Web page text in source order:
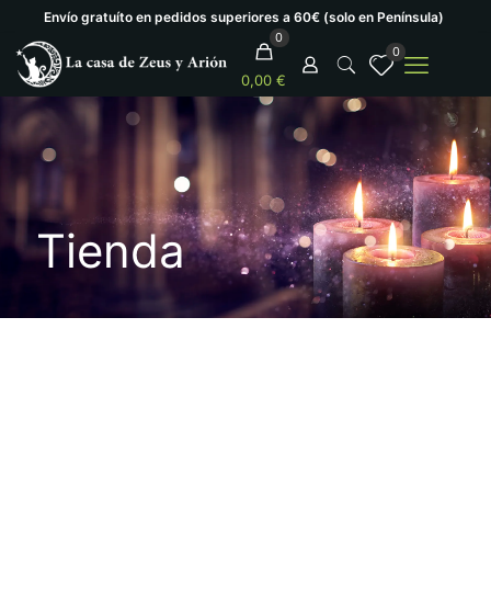
Envío gratuíto en pedidos superiores a 60€ (solo en Península)
0
0,00 €
0
Tienda